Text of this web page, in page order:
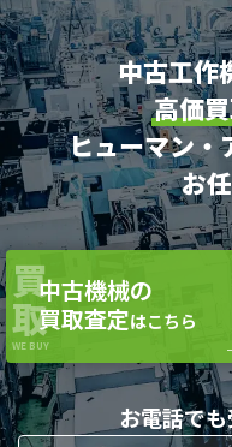
中古工作
高価
ヒューマン・
お
買
取
WE BUY
中古機械の
買取査定はこちら
お電話でも